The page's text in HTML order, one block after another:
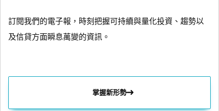
訂閱我們的電子報，時刻把握可持續與量化投資、趨勢以
及信貸方面瞬息萬變的資訊。
掌握新形勢